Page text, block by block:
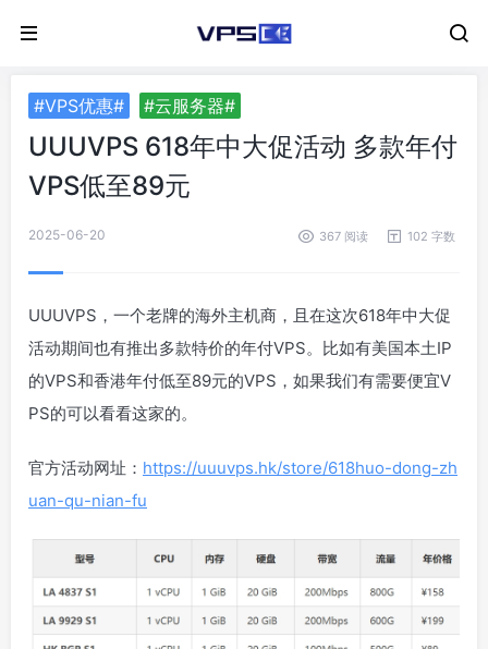
#VPS优惠# #云服务器#
UUUVPS 618年中大促活动 多款年付
VPS低至89元
2025-06-20 367 阅读 102 字数
UUUVPS，一个老牌的海外主机商，且在这次618年中大促
活动期间也有推出多款特价的年付VPS。比如有美国本土IP
的VPS和香港年付低至89元的VPS，如果我们有需要便宜V
PS的可以看看这家的。
官方活动网址： https://uuuvps.hk/store/618huo-dong-zh
uan-qu-nian-fu